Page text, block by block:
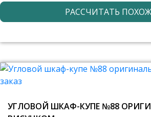
РАССЧИТАТЬ
УГЛОВОЙ ШКАФ-КУПЕ №88